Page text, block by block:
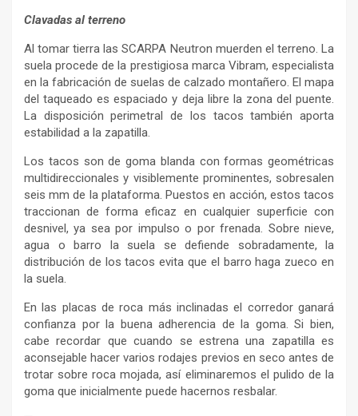
Clavadas al terreno
Al tomar tierra las SCARPA Neutron muerden el terreno. La
suela procede de la prestigiosa marca Vibram, especialista
en la fabricación de suelas de calzado montañero. El mapa
del taqueado es espaciado y deja libre la zona del puente.
La disposición perimetral de los tacos también aporta
estabilidad a la zapatilla.
Los tacos son de goma blanda con formas geométricas
multidireccionales y visiblemente prominentes, sobresalen
seis mm de la plataforma. Puestos en acción, estos tacos
traccionan de forma eficaz en cualquier superficie con
desnivel, ya sea por impulso o por frenada. Sobre nieve,
agua o barro la suela se defiende sobradamente, la
distribución de los tacos evita que el barro haga zueco en
la suela.
En las placas de roca más inclinadas el corredor ganará
confianza por la buena adherencia de la goma. Si bien,
cabe recordar que cuando se estrena una zapatilla es
aconsejable hacer varios rodajes previos en seco antes de
trotar sobre roca mojada, así eliminaremos el pulido de la
goma que inicialmente puede hacernos resbalar.